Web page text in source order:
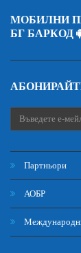
МОБИЛНИ
БГ БАРКОД
Партньори
АОБР